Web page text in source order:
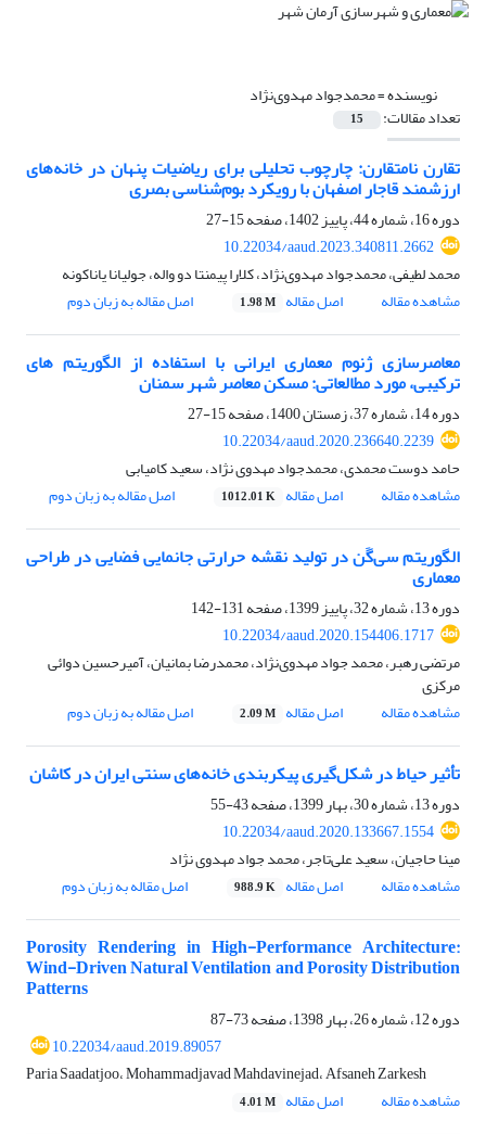
نویسنده =محمدجواد مهدوی‌نژاد
تعداد مقالات: 15
تقارن نامتقارن: چارچوب تحلیلی برای ریاضیات پنهان در خانه‌های
ارزشمند قاجار اصفهان با رویکرد بوم‌شناسی بصری
دوره 16، شماره 44، پاییز 1402، صفحه
15-27
10.22034/aaud.2023.340811.2662
محمد لطیفی، محمدجواد مهدوی‌نژاد، کلارا پیمنتا دو واله، جولیانا یاناکونه
مشاهده مقاله
اصل مقاله 1.98 M اصل مقاله به زبان دوم
معاصرسازی ژنوم معماری ایرانی با استفاده از الگوریتم های
ترکیبی، مورد مطالعاتی: مسکن معاصر شهر سمنان
دوره 14، شماره 37، زمستان 1400، صفحه
15-27
10.22034/aaud.2020.236640.2239
حامد دوست محمدی، محمدجواد مهدوی نژاد، سعید کامیابی
مشاهده مقاله
اصل مقاله 1012.01 K اصل مقاله به زبان دوم
الگوریتم سی‌گَن در تولید نقشه حرارتی جانمایی فضایی در طراحی
معماری
دوره 13، شماره 32، پاییز 1399، صفحه
131-142
10.22034/aaud.2020.154406.1717
مرتضی رهبر، محمد جواد مهدوی‌نژاد، محمدرضا بمانیان، آمیرحسین دوائی
مرکزی
مشاهده مقاله
اصل مقاله 2.09 M اصل مقاله به زبان دوم
تأثیر حیاط در شکل‌گیری پیکربندی خانه‌های سنتی ایران در کاشان
دوره 13، شماره 30، بهار 1399، صفحه
43-55
10.22034/aaud.2020.133667.1554
مینا حاجیان، سعید علی‌تاجر، محمد جواد مهدوی نژاد
مشاهده مقاله
اصل مقاله 988.9 K اصل مقاله به زبان دوم
Porosity Rendering in High-Performance Architecture:
Wind-Driven Natural Ventilation and Porosity Distribution
Patterns
دوره 12، شماره 26، بهار 1398، صفحه
73-87
10.22034/aaud.2019.89057
Paria Saadatjoo، Mohammadjavad Mahdavinejad، Afsaneh Zarkesh
مشاهده مقاله
اصل مقاله 4.01 M